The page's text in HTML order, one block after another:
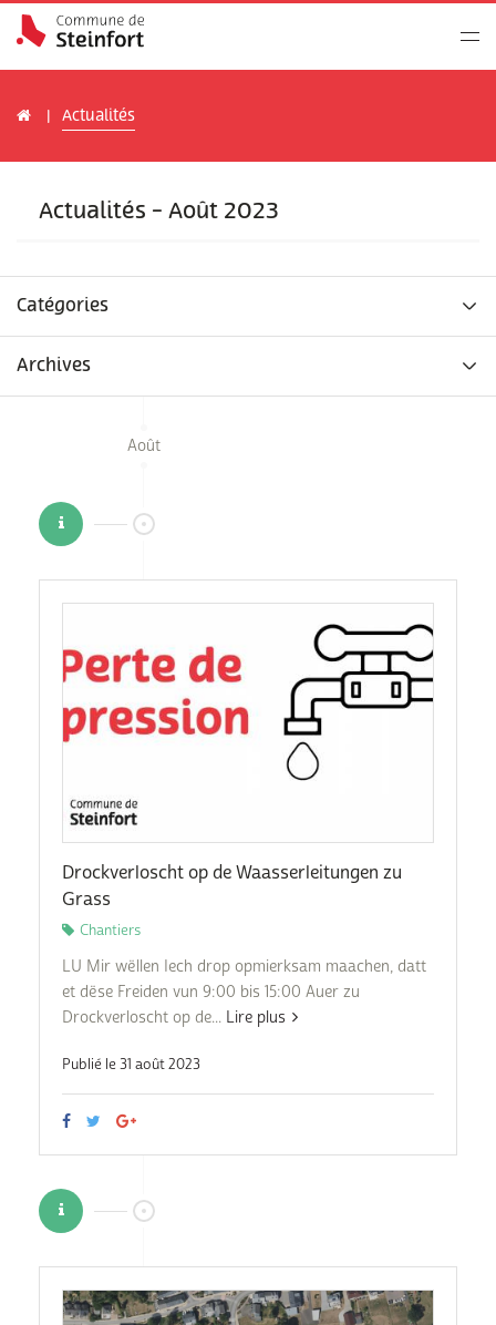
Actualités
Actualités - Août 2023
Catégories
Archives
Août
Drockverloscht op de Waasserleitungen zu
Grass
Chantiers
LU Mir wëllen Iech drop opmierksam maachen, datt
et dëse Freiden vun 9:00 bis 15:00 Auer zu
Drockverloscht op de... Lire plus
Publié le 31 août 2023